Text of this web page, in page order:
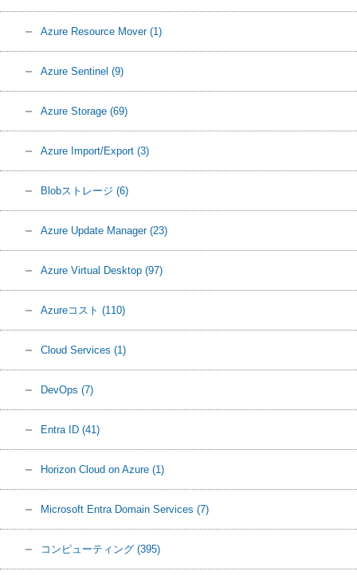
Azure Resource Mover (1)
Azure Sentinel (9)
Azure Storage (69)
Azure Import/Export (3)
Blobストレージ (6)
Azure Update Manager (23)
Azure Virtual Desktop (97)
Azureコスト (110)
Cloud Services (1)
DevOps (7)
Entra ID (41)
Horizon Cloud on Azure (1)
Microsoft Entra Domain Services (7)
コンピューティング (395)